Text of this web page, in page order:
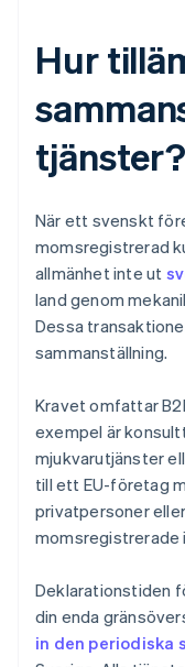
Hur
tjänster?
När ett svenskt
momsregistrerad
allmänhet inte ut
land genom
Dessa
sammanställning.
Kravet omfattar
exempel är
mjukvarutjänster
till ett EU-företag
privatpersoner
momsregistrerade
Deklarationstiden
din enda
in den periodiska